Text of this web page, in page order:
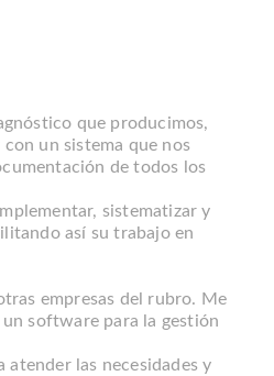
que producimos,
un sistema que nos
de todos los
sistematizar y
así su trabajo en
empresas del rubro. Me
software para la gestión
atender las necesidades y